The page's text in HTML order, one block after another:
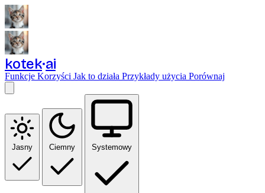
kotek ai
Funkcje Korzyści Jak to działa Przykłady użycia Porównaj
Jasny Ciemny Systemowy